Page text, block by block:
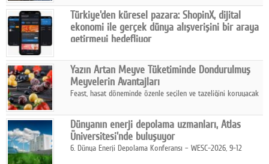
Turkish Bank'ın ticaret unvanının “Freedom Bank A.Ş.” olmasına
karar verildi.
Türkiye'den küresel pazara: ShopinX, dijital
ekonomi ile gerçek dünya alışverişini bir araya
getirmeyi hedefliyor
ekonomi ile gerçek dünya alışveriş deneyimi arasında köprü
kurmayı hedefleyen vizyonuyla uluslararası pazarlara açılıyor.
Yazın Artan Meyve Tüketiminde Dondurulmuş
Meyvelerin Avantajları
Feast, hasat döneminde özenle seçilen ve tazeliğini koruyacak
pratik, güvenilir ve lezzetli bir alternatif sunuyor.
Dünyanın enerji depolama uzmanları, Atlas
Üniversitesi'nde buluşuyor
6. Dünya Enerji Depolama Konferansı – WESC-2026, 9-12